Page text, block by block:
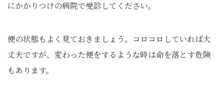
にかかりつけの病院で受診してください。
便の状態もよく見ておきましょう。コロコロしていれば大
丈夫ですが、変わった便をするような時は命を落とす危険
もあります。